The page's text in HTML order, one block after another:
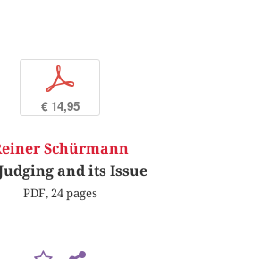
p
€ 14,95
Schürmann
and its Issue
PDF, 24 pages